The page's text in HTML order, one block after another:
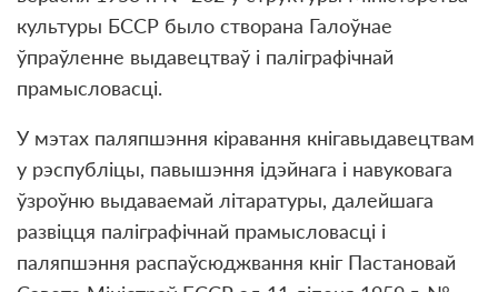
культуры БССР было створана Галоўнае
ўпраўленне выдавецтваў і паліграфічнай
прамысловасці.
У мэтах паляпшэння кіравання кнігавыдавецтвам
у рэспубліцы, павышэння ідэйнага і навуковага
ўзроўню выдаваемай літаратуры, далейшага
развіцця паліграфічнай прамысловасці і
паляпшэння распаўсюджвання кніг Пастановай